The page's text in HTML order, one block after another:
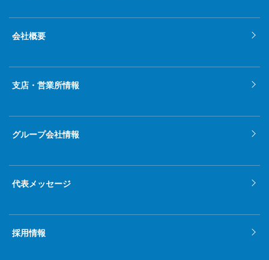
2022年3月
2022年1月
会社概要
支店・営業所情報
グループ会社情報
代表メッセージ
採用情報